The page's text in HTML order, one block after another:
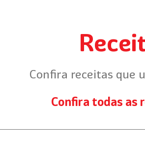
Confira receitas que
Confira todas as